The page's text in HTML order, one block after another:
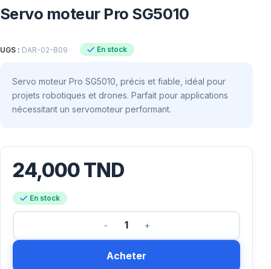
Servo moteur Pro SG5010
UGS : DAR-02-B09 En stock
Servo moteur Pro SG5010, précis et fiable, idéal pour
projets robotiques et drones. Parfait pour applications
nécessitant un servomoteur performant.
24,000TND
En stock
Acheter